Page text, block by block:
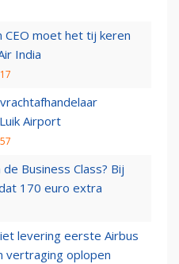
CEO moet het tij keren
India
Airport
Business Class? Bij
170 euro extra
levering eerste Airbus
vertraging oplopen